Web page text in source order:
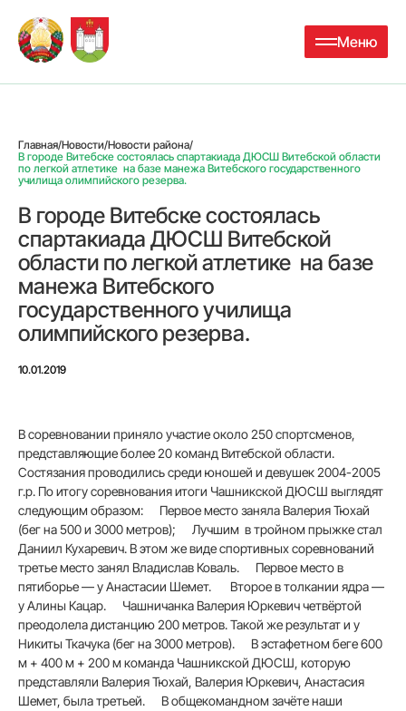
Меню
Главная/Новости/Новости района/
В городе Витебске состоялась спартакиада ДЮСШ Витебской области
по легкой атлетике на базе манежа Витебского государственного
училища олимпийского резерва.
В городе Витебске состоялась
спартакиада ДЮСШ Витебской
области по легкой атлетике на базе
манежа Витебского
государственного училища
олимпийского резерва.
10.01.2019
В соревновании приняло участие около 250 спортсменов,
представляющие более 20 команд Витебской области.
Состязания проводились среди юношей и девушек 2004-2005
г.р. По итогу соревнования итоги Чашникской ДЮСШ выглядят
следующим образом: Первое место заняла Валерия Тюхай
(бег на 500 и 3000 метров); Лучшим в тройном прыжке стал
Даниил Кухаревич. В этом же виде спортивных соревнований
третье место занял Владислав Коваль. Первое место в
пятиборье — у Анастасии Шемет. Второе в толкании ядра —
у Алины Кацар. Чашничанка Валерия Юркевич четвёртой
преодолела дистанцию 200 метров. Такой же результат и у
Никиты Ткачука (бег на 3000 метров). В эстафетном беге 600
м + 400 м + 200 м команда Чашникской ДЮСШ, которую
представляли Валерия Тюхай, Валерия Юркевич, Анастасия
Шемет, была третьей. В общекомандном зачёте наши